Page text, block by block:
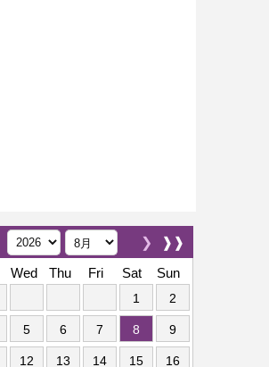
❱❱
❯
Wed Thu Fri Sat Sun
1 2
5 6 7 8 9
12 13 14 15 16